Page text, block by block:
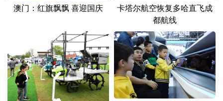
澳门：红旗飘飘 喜迎国庆
卡塔尔航空恢复多哈直飞成
都航线